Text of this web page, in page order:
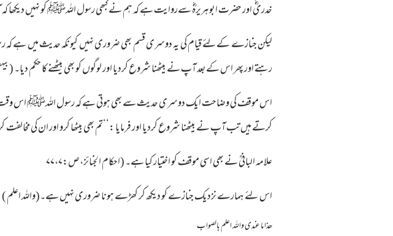
خدریؓ اور حضرت ابوہریرہؓ سےروایت ہے کہ ہم نے کبھی رسول اللہﷺ کو نہیں دیکھا
لیکن جنازے کےلئے قیام کی یہ دوسری قسم بھی ضروری نہیں کیونکہ حدیث میں
رہتے اور پھر اس کےبعد آپ نے بیٹھنا شروع کردیا اور لوگوں کو بھی بیٹھنے کا حکم دیا۔
اس موقف کی وضاحت ایک دوسری حدیث سے بھی ہوتی ہے کہ رسول اللہﷺ اس وقت
کرتے ہیں تب آپ نے بیٹھنا شروع کردیا اور فرمایا :‘‘تم بھی بیٹھا کرو اور ان کی مخالفت
علامہ البانیؒ نے بھی اسی موقف کو اختیار کیا ہے۔ (احکام الجنائز،ص:۷۷،۷
اس لئے ہمارے نزدیک جنازے کو دیکھ کر کھڑے ہونا ضروری نہیں ہے۔(واللہ اعلم )
ھذا ما عندی واللہ اعلم بالصواب